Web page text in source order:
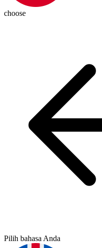
choose
Pilih bahasa Anda